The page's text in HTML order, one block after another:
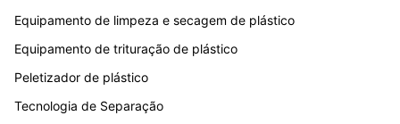
Equipamento de limpeza e secagem de plástico
Equipamento de trituração de plástico
Peletizador de plástico
Tecnologia de Separação